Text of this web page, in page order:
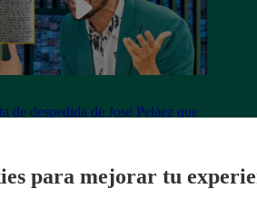
de despedida de José Peláez que
para mejorar tu